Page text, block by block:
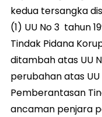
kedua tersangka
(1) UU No 3 tahun
Tindak Pidana
ditambah atas UU
perubahan atas UU
Pemberantasan
ancaman penjara